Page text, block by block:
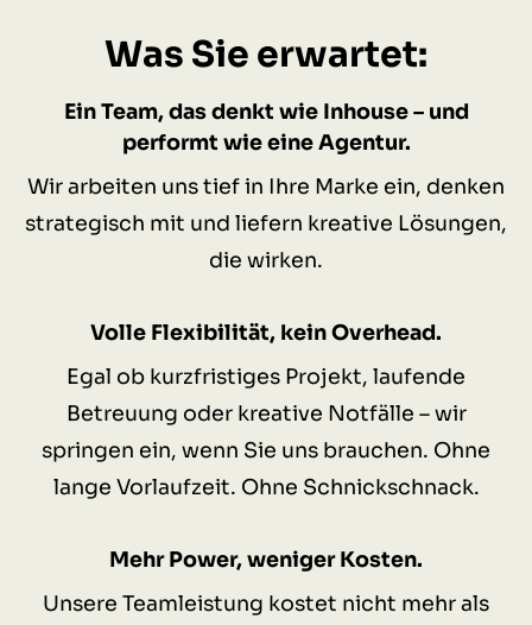
Was Sie erwartet:
Ein Team, das denkt wie Inhouse – und
performt wie eine Agentur.
Wir arbeiten uns tief in Ihre Marke ein, denken
strategisch mit und liefern kreative Lösungen,
die wirken.
Volle Flexibilität, kein Overhead.
Egal ob kurzfristiges Projekt, laufende
Betreuung oder kreative Notfälle – wir
springen ein, wenn Sie uns brauchen. Ohne
lange Vorlaufzeit. Ohne Schnickschnack.
Mehr Power, weniger Kosten.
Unsere Teamleistung kostet nicht mehr als